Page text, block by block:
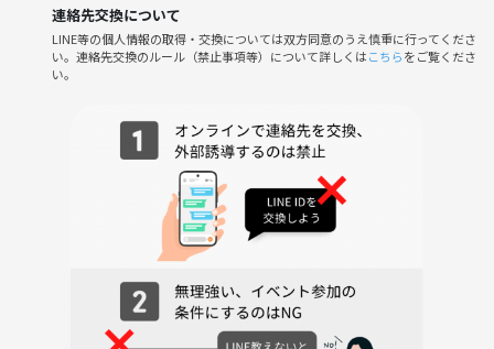
ただけない方や運営側が参加者様としてふさわしくないと判断した方
は、参加をお断りする場合がございます。
都会の喧騒を離れ、緑に囲まれる特別なひとときを、一緒に楽しみませ
🌿ご参加お待ちしています♪
連絡先交換について
LINE等の個人情報の取得・交換については双方同意のうえ慎重に行ってくださ
い。連絡先交換のルール（禁止事項等）について詳しくはこちらをご覧くださ
い。